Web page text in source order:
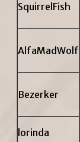
SquirrelFish
AlfaMadWolf
Bezerker
lorinda